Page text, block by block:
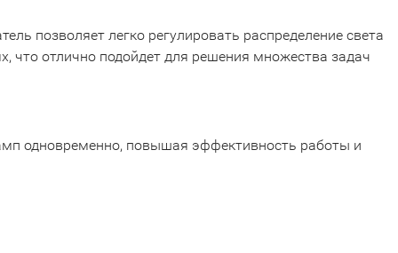
позволяет легко регулировать распределение света
что отлично подойдет для решения множества задач
одновременно, повышая эффективность работы и